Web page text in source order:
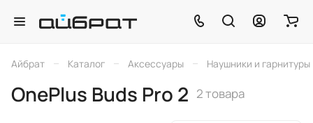
Айбрат – Каталог – Аксессуары – Наушники и гарнитуры
OnePlus Buds Pro 2 2 товара